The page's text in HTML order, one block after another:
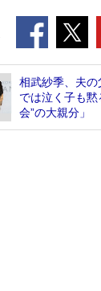
相武紗季、夫の
では泣く子も黙
会”の大親分」